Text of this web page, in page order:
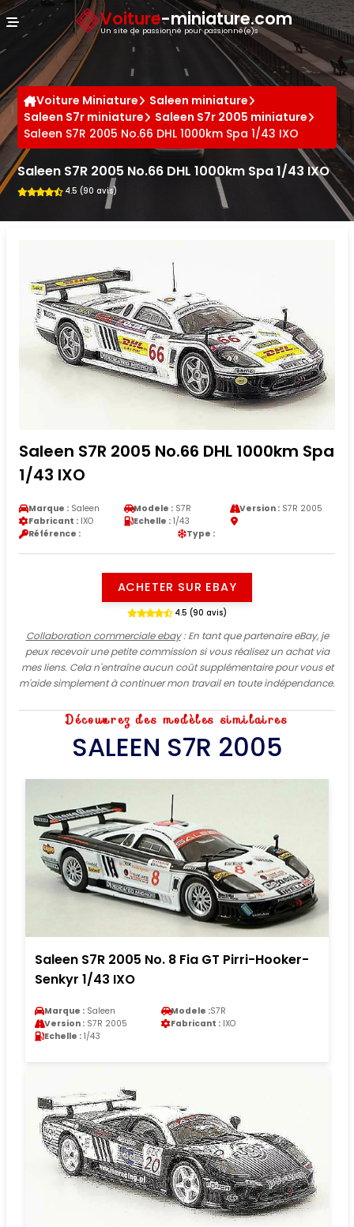
Voiture-miniature.com
Un site de passionné pour passionné(e)s
Voiture Miniature
Saleen miniature
Saleen S7r miniature
Saleen S7r 2005 miniature
Saleen S7R 2005 No.66 DHL 1000km Spa 1/43 IXO
Saleen S7R 2005 No.66 DHL 1000km Spa 1/43 IXO
4.5 (90 avis)
Saleen S7R 2005 No.66 DHL 1000km Spa
1/43 IXO
Marque : Saleen Modele : S7R Version :S7R 2005
Fabricant : IXO Echelle : 1/43
Référence :
Type :
ACHETER SUR EBAY
4.5 (90 avis)
Collaboration commerciale ebay: En tant que partenaire eBay, je
peux recevoir une petite commission si vous réalisez un achat via
mes liens. Cela n'entraîne aucun coût supplémentaire pour vous et
m'aide simplement à continuer mon travail en toute indépendance.
Découvrez des modèles similaires
SALEEN S7R 2005
Saleen S7R 2005 No. 8 Fia GT Pirri-Hooker-
Senkyr 1/43 IXO
Marque : Saleen Modele :S7R
Version : S7R 2005 Fabricant : IXO
Echelle : 1/43
Panneau de gestion des cookies